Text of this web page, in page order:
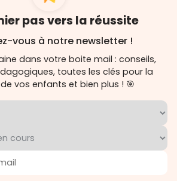
pas vers la réussite
vous à notre newsletter !
dans votre boite mail : conseils,
toutes les clés pour la
vos enfants et bien plus ! 🎯